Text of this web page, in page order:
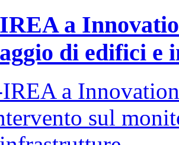
a
di edifici e